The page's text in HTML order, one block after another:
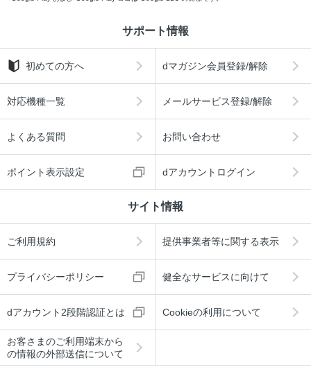
サポート情報
初めての方へ dマガジン会員登録/解除
対応機種一覧 メールサービス登録/解除
よくある質問 お問い合わせ
ポイント表示設定 dアカウントログイン
サイト情報
ご利用規約 提供事業者等に関する表示
プライバシーポリシー 健全なサービスに向けて
dアカウント2段階認証とは Cookieの利用について
お客さまのご利用端末から
の情報の外部送信について